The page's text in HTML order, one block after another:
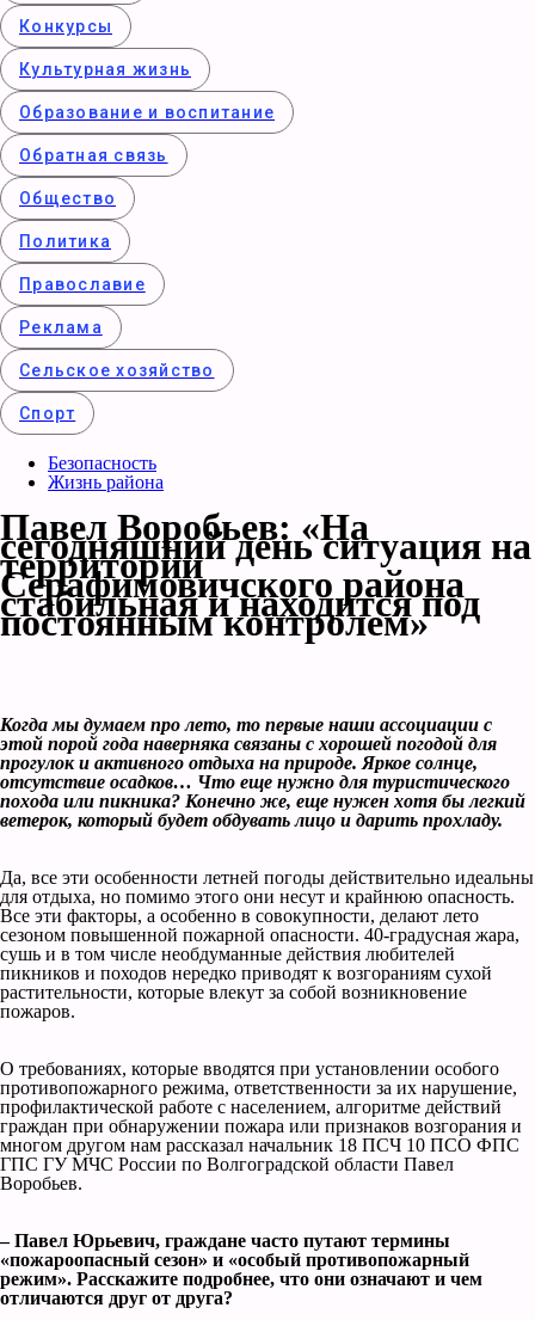
Конкурcы
Культурная жизнь
Образование и воспитание
Обратная связь
Общество
Политика
Православие
Реклама
Сельское хозяйство
Спорт
Безопасность
Жизнь района
Павел Воробьев: «На
сегодняшний день ситуация на
территории
Серафимовичского района
стабильная и находится под
постоянным контролем»
Когда мы думаем про лето, то первые наши ассоциации с
этой порой года наверняка связаны с хорошей погодой для
прогулок и активного отдыха на природе. Яркое солнце,
отсутствие осадков… Что еще нужно для туристического
похода или пикника? Конечно же, еще нужен хотя бы легкий
ветерок, который будет обдувать лицо и дарить прохладу.
Да, все эти особенности летней погоды действительно идеальны
для отдыха, но помимо этого они несут и крайнюю опасность.
Все эти факторы, а особенно в совокупности, делают лето
сезоном повышенной пожарной опасности. 40-градусная жара,
сушь и в том числе необдуманные действия любителей
пикников и походов нередко приводят к возгораниям сухой
растительности, которые влекут за собой возникновение
пожаров.
О требованиях, которые вводятся при установлении особого
противопожарного режима, ответственности за их нарушение,
профилактической работе с населением, алгоритме действий
граждан при обнаружении пожара или признаков возгорания и
многом другом нам рассказал начальник 18 ПСЧ 10 ПСО ФПС
ГПС ГУ МЧС России по Волгоградской области Павел
Воробьев.
– Павел Юрьевич, граждане часто путают термины
«пожароопасный сезон» и «особый противопожарный
режим». Расскажите подробнее, что они означают и чем
отличаются друг от друга?